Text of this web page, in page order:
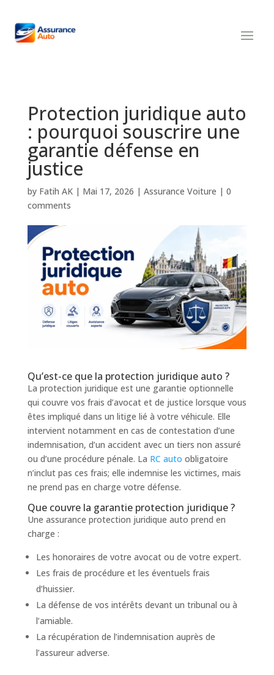
Protection juridique auto
: pourquoi souscrire une
garantie défense en
justice
by Fatih AK| Mai 17, 2026 | Assurance Voiture | 0
comments
Qu’est-ce que la protection juridique auto ?
La protection juridique est une garantie optionnelle
qui couvre vos frais d’avocat et de justice lorsque vous
êtes impliqué dans un litige lié à votre véhicule. Elle
intervient notamment en cas de contestation d’une
indemnisation, d’un accident avec un tiers non assuré
ou d’une procédure pénale. La RC auto obligatoire
n’inclut pas ces frais; elle indemnise les victimes, mais
ne prend pas en charge votre défense.
Que couvre la garantie protection juridique ?
Une assurance protection juridique auto prend en
charge :
Les honoraires de votre avocat ou de votre expert.
Les frais de procédure et les éventuels frais
d’huissier.
La défense de vos intérêts devant un tribunal ou à
l’amiable.
La récupération de l’indemnisation auprès de
l’assureur adverse.